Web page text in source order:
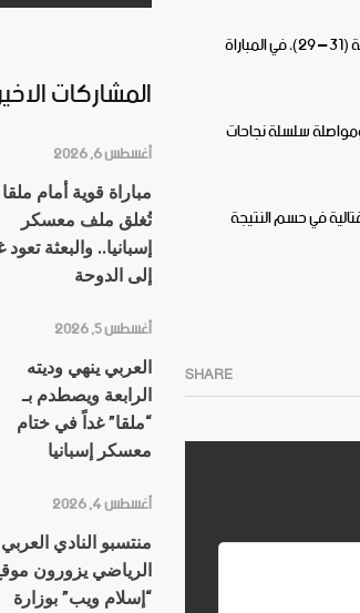
توج الفريق الأول لكرة اليد بـ النادي العربي بطلاً لبطولة كأس قطر للموسم الرياضي 2025-2026، عقب فوزه المستحق على نادي الدحيل بنتيجة (31 – 29)، في المباراة
ومواصلة سلسلة نجاحات
في حسم النتيجة
SHARE
المشاركات
أغسطس 6, 2026
مباراة قوية أمام ملقا
تُغلق ملف معسكر
إسبانيا.. والبعثة تعود
إلى الدوحة
أغسطس 5, 2026
العربي ينهي وديته
الرابعة ويصطدم بـ
“ملقا” غداً في ختام
معسكر إسبانيا
أغسطس 4, 2026
منتسبو النادي العربي
الرياضي يزورون
“إسلام ويب” بوزارة